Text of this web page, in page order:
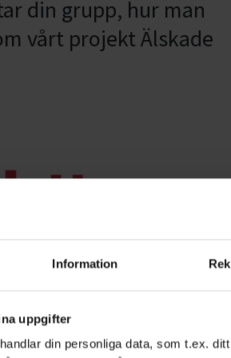
Information
uppgifter
din personliga data, som t.ex.
din grupp, hur man
vårt projekt Älskade